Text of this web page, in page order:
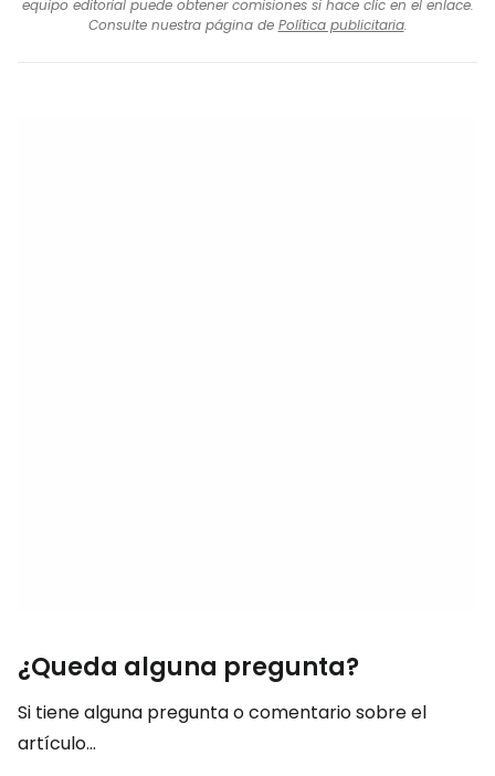
equipo editorial puede obtener comisiones si hace clic en el enlace.
Consulte nuestra página de Política publicitaria.
¿Queda alguna pregunta?
Si tiene alguna pregunta o comentario sobre el
artículo...